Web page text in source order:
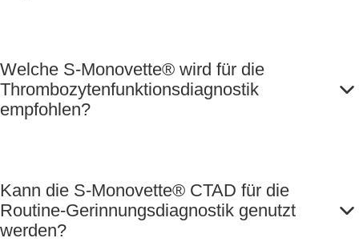
Welche S-Monovette® wird für die
Thrombozytenfunktionsdiagnostik
empfohlen?
Kann die S-Monovette® CTAD für die
Routine-Gerinnungsdiagnostik genutzt
werden?